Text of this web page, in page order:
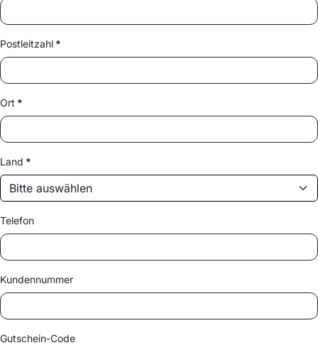
Postleitzahl *
Ort *
Land *
Telefon
Kundennummer
Gutschein-Code